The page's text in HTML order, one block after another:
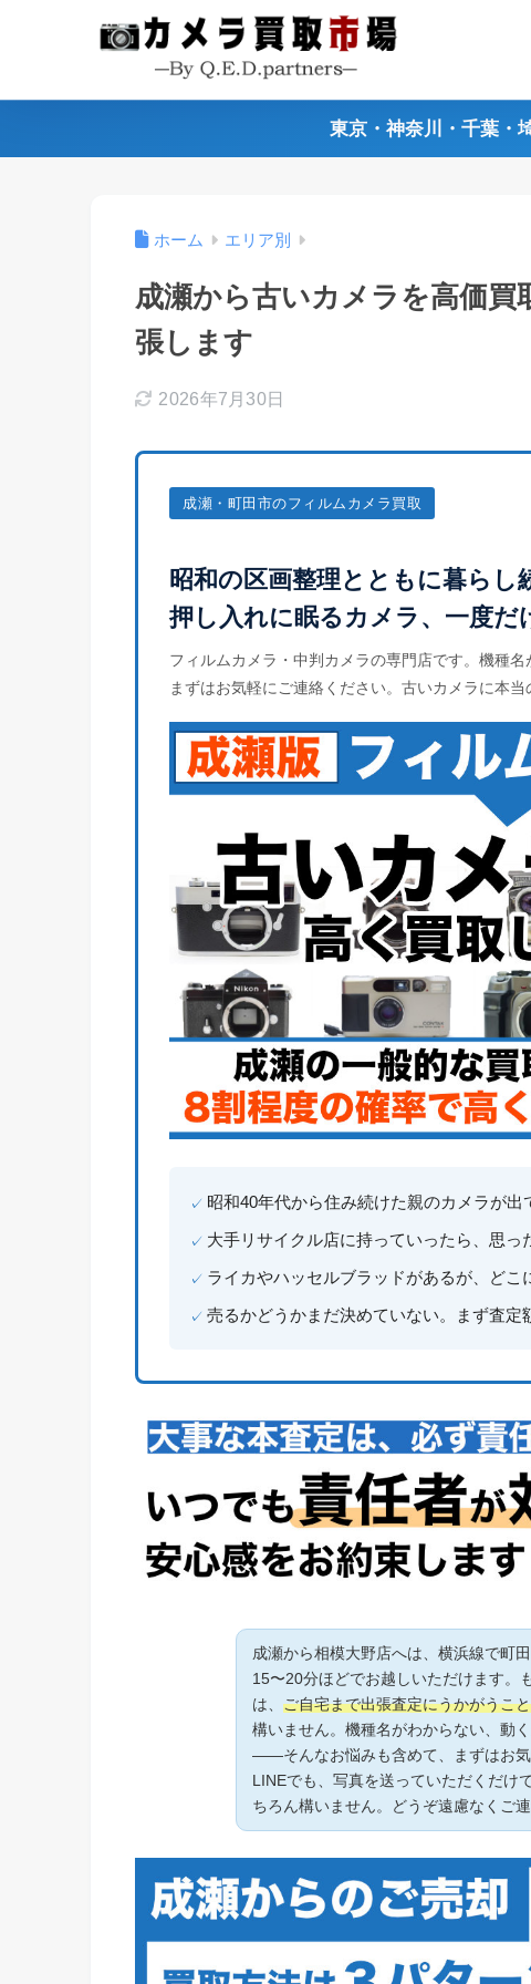
東京・神奈川・千葉・
ホーム エリア別
成瀬から古いカメラを高価買
張します
2026年7月30日
成瀬・町田市のフィルムカメラ買取
昭和の区画整理とともに暮らし
押し入れに眠るカメラ、一度だ
フィルムカメラ・中判カメラの専門店です。機種
まずはお気軽にご連絡ください。古いカメラに本
昭和40年代から住み続けた親のカメラが出
大手リサイクル店に持っていったら、思っ
ライカやハッセルブラッドがあるが、どこ
売るかどうかまだ決めていない。まず査定
成瀬から相模大野店へは、横浜線で町
15〜20分ほどでお越しいただけます。
は、 ご自宅まで出張査定にうかがうこ
構いません。機種名がわからない、動
――そんなお悩みも含めて、まずはお
LINEでも、写真を送っていただくだけ
ちろん構いません。どうぞ遠慮なくご連